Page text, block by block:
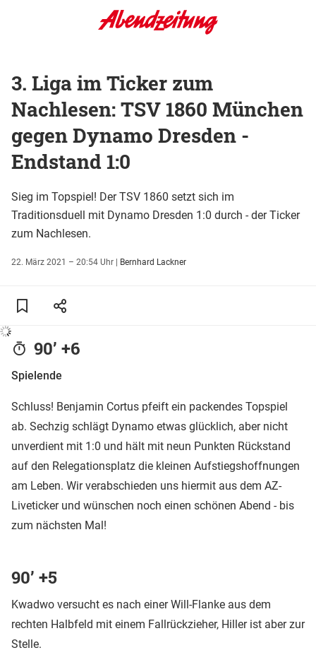
3. Liga im Ticker zum
Nachlesen: TSV 1860 München
gegen Dynamo Dresden -
Endstand 1:0
Sieg im Topspiel! Der TSV 1860 setzt sich im
Traditionsduell mit Dynamo Dresden 1:0 durch - der Ticker
zum Nachlesen.
22. März 2021 – 20:54 Uhr | Bernhard Lackner
90’ +6
Spielende
Schluss! Benjamin Cortus pfeift ein packendes Topspiel
ab. Sechzig schlägt Dynamo etwas glücklich, aber nicht
unverdient mit 1:0 und hält mit neun Punkten Rückstand
auf den Relegationsplatz die kleinen Aufstiegshoffnungen
am Leben. Wir verabschieden uns hiermit aus dem AZ-
Liveticker und wünschen noch einen schönen Abend - bis
zum nächsten Mal!
90’ +5
Kwadwo versucht es nach einer Will-Flanke aus dem
rechten Halbfeld mit einem Fallrückzieher, Hiller ist aber zur
Stelle.